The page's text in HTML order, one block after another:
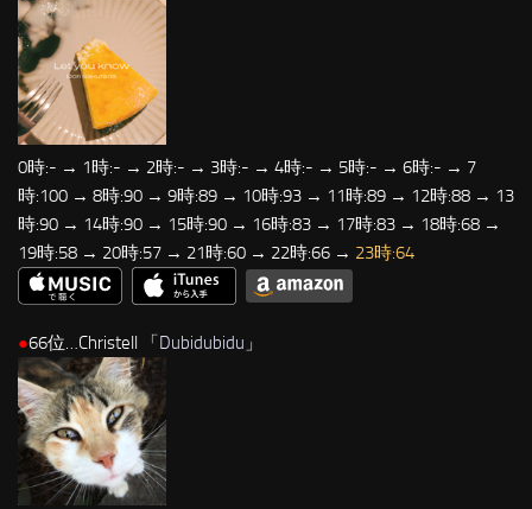
0時:- → 1時:- → 2時:- → 3時:- → 4時:- → 5時:- → 6時:- → 7
時:100 → 8時:90 → 9時:89 → 10時:93 → 11時:89 → 12時:88 → 13
時:90 → 14時:90 → 15時:90 → 16時:83 → 17時:83 → 18時:68 →
19時:58 → 20時:57 → 21時:60 → 22時:66 → 23時:64
●66位…Christell 「Dubidubidu 」